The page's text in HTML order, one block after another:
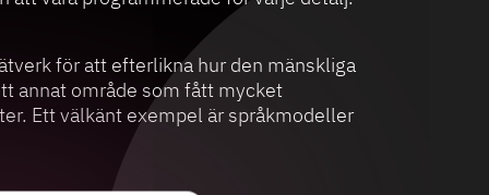
för att efterlikna hur den mänskliga
annat område som fått mycket
Ett välkänt exempel är språkmodeller